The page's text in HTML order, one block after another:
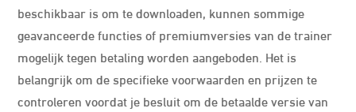
beschikbaar is om te downloaden, kunnen sommige
geavanceerde functies of premiumversies van de trainer
mogelijk tegen betaling worden aangeboden. Het is
belangrijk om de specifieke voorwaarden en prijzen te
controleren voordat je besluit om de betaalde versie van